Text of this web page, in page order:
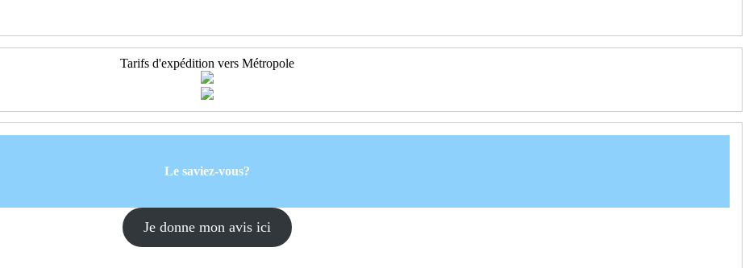
Tarifs d'expédition vers Métropole
Le saviez-vous?
Je donne mon avis ici